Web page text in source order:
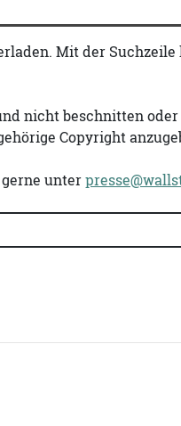
Mit der
nicht beschnitten
Copyright
unter